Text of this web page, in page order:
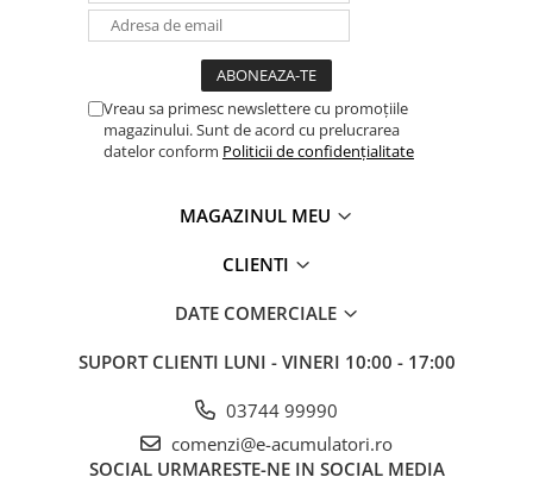
Vreau sa primesc newslettere cu promoțiile
magazinului. Sunt de acord cu prelucrarea
datelor conform Politicii de confidențialitate
MAGAZINUL MEU
CLIENTI
DATE COMERCIALE
SUPORT CLIENTI LUNI - VINERI 10:00 - 17:00
03744 99990
comenzi@e-acumulatori.ro
SOCIAL URMARESTE-NE IN SOCIAL MEDIA